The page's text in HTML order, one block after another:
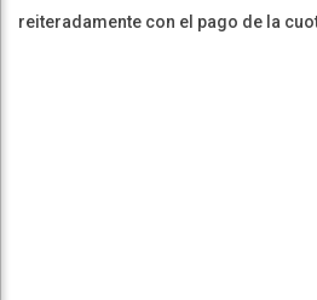
reiteradamente con el pago de la